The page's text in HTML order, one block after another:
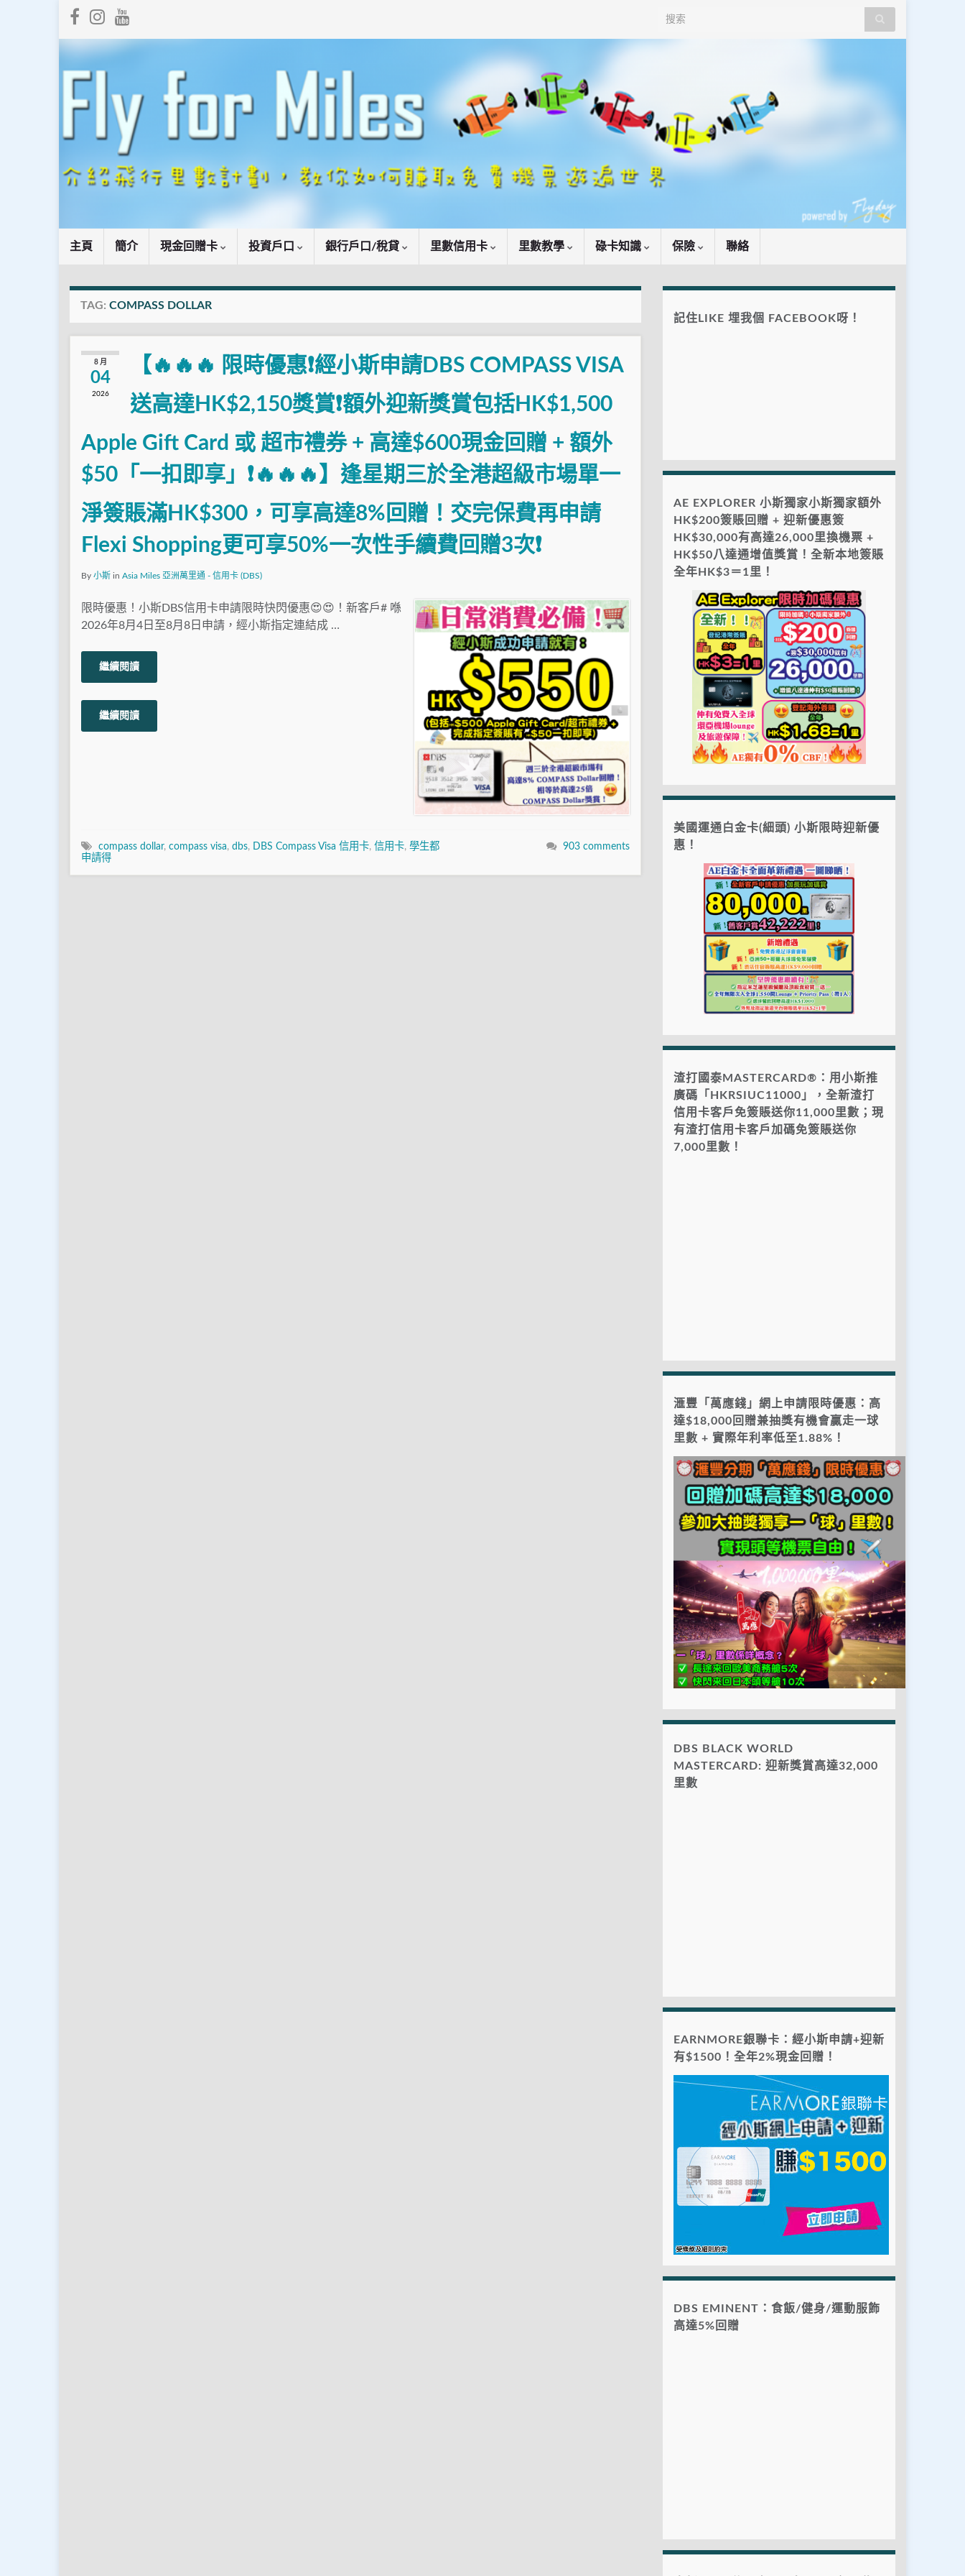
Search for:
主頁 簡介 現金回贈卡 投資戶口 銀行戶口/稅貸 里數信用卡 里數教學 碌卡知識 保險 聯絡
TAG: COMPASS DOLLAR
8 月
04
2026
【🔥🔥🔥 限時優惠❗經小斯申請DBS COMPASS VISA
送高達HK$2,150獎賞❗額外迎新獎賞包括HK$1,500
Apple Gift Card 或 超市禮券 + 高達$600現金回贈 + 額外
$50「一扣即享」❗🔥🔥🔥】逢星期三於全港超級市場單一
淨簽賬滿HK$300，可享高達8%回贈！交完保費再申請
Flexi Shopping更可享50%一次性手續費回贈3次❗
By 小斯 in Asia Miles 亞洲萬里通 - 信用卡 (DBS)
限時優惠！小斯DBS信用卡申請限時快閃優惠😍😍！新客戶# 喺
2026年8月4日至8月8日申請，經小斯指定連結成 …
繼續閱讀
繼續閱讀
compass dollar, compass visa, dbs, DBS Compass Visa 信用卡, 信用卡, 學生都
申請得
903 comments
記住LIKE 埋我個 FACEBOOK呀！
AE EXPLORER 小斯獨家小斯獨家額外
HK$200簽賬回贈 + 迎新優惠簽
HK$30,000有高達26,000里換機票 +
HK$50八達通增值獎賞！全新本地簽賬
全年HK$3＝1里！
美國運通白金卡(細頭) 小斯限時迎新優
惠！
渣打國泰MASTERCARD®：用小斯推
廣碼「HKRSIUC11000」，全新渣打
信用卡客戶免簽賬送你11,000里數；現
有渣打信用卡客戶加碼免簽賬送你
7,000里數！
滙豐「萬應錢」網上申請限時優惠：高
達$18,000回贈兼抽獎有機會贏走一球
里數 + 實際年利率低至1.88%！
DBS BLACK WORLD
MASTERCARD: 迎新獎賞高達32,000
里數
EARNMORE銀聯卡：經小斯申請+迎新
有$1500！全年2%現金回贈！
DBS EMINENT：食飯/健身/運動服飾
高達5%回贈